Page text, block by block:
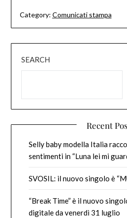
Category: Comunicati stampa
SEARCH
Recent
Selly baby modella Italia
sentimenti in “Luna lei mi
SVOSIL: il nuovo singolo è
“Break Time” è il nuovo
digitale da venerdì 31 luglio